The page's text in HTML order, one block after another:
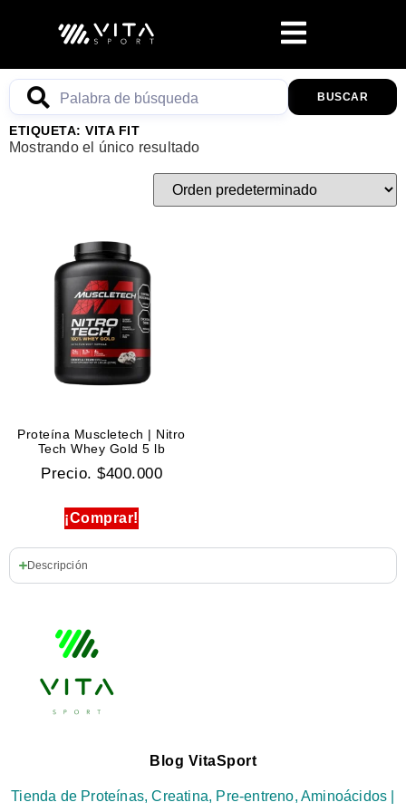
BUSCAR
ETIQUETA: VITA FIT
Mostrando el único resultado
Proteína Muscletech | Nitro
Tech Whey Gold 5 lb
Precio. $400.000
¡Comprar!
Descripción
Blog VitaSport
Tienda de Proteínas, Creatina, Pre-entreno, Aminoácidos |